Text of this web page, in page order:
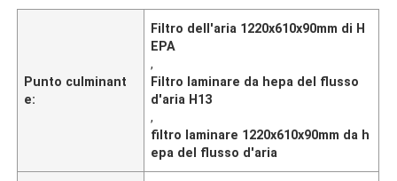
Punto culminant
e:
Filtro dell'aria 1220x610x90mm di H
EPA
,
Filtro laminare da hepa del flusso
d'aria H13
,
filtro laminare 1220x610x90mm da h
epa del flusso d'aria